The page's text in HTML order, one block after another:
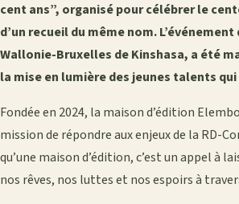
cent ans”, organisé pour célébrer le
d’un recueil du même nom.
Wallonie-Bruxelles de Kinshasa, a été
la mise en lumière des jeunes talents
Fondée en 2024, la maison d’édition
mission de répondre aux enjeux de la RD-
qu’une maison d’édition, c’est un appel à
nos rêves, nos luttes et nos espoirs à